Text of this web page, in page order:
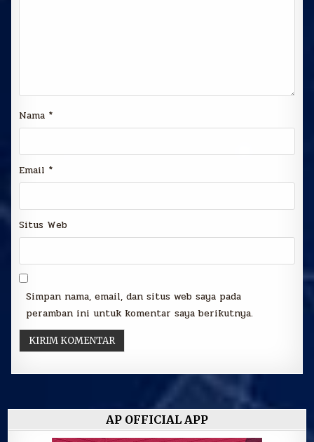
Nama *
Email *
Situs Web
Simpan nama, email, dan situs web saya pada
peramban ini untuk komentar saya berikutnya.
AP OFFICIAL APP